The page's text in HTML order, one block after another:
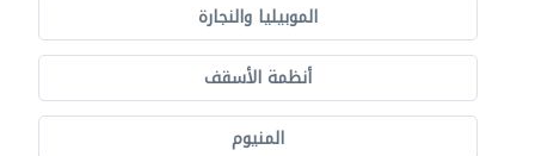
الموبيليا والنجارة
أنظمة الأسقف
المنيوم